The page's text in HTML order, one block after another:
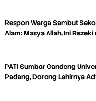
Respon Warga Sambut
Alam: Masya Allah, Ini
PATI Sumbar Gandeng
Padang, Dorong Lahirnya